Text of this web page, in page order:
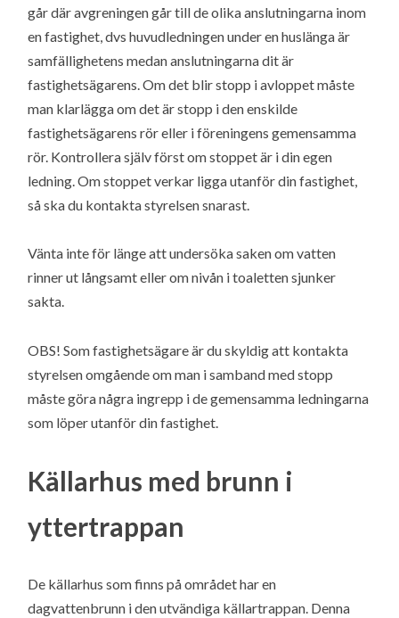
går där avgreningen går till de olika anslutningarna inom
en fastighet, dvs huvudledningen under en huslänga är
samfällighetens medan anslutningarna dit är
fastighetsägarens. Om det blir stopp i avloppet måste
man klarlägga om det är stopp i den enskilde
fastighetsägarens rör eller i föreningens gemensamma
rör. Kontrollera själv först om stoppet är i din egen
ledning. Om stoppet verkar ligga utanför din fastighet,
så ska du kontakta styrelsen snarast.
Vänta inte för länge att undersöka saken om vatten
rinner ut långsamt eller om nivån i toaletten sjunker
sakta.
OBS! Som fastighetsägare är du skyldig att kontakta
styrelsen omgående om man i samband med stopp
måste göra några ingrepp i de gemensamma ledningarna
som löper utanför din fastighet.
Källarhus med brunn i
yttertrappan
De källarhus som finns på området har en
dagvattenbrunn i den utvändiga källartrappan. Denna